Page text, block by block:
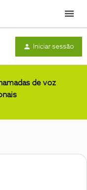
Menu
Iniciar sessão
de voz